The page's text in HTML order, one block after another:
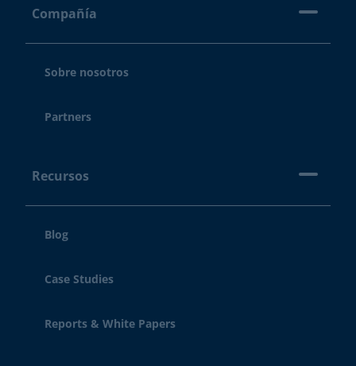
Compañía
Sobre nosotros
Partners
Recursos
Blog
Case Studies
Reports & White Papers